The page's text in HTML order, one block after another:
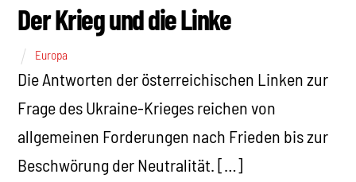
Der Krieg und die Linke
Europa
Die Antworten der österreichischen Linken zur
Frage des Ukraine-Krieges reichen von
allgemeinen Forderungen nach Frieden bis zur
Beschwörung der Neutralität. […]